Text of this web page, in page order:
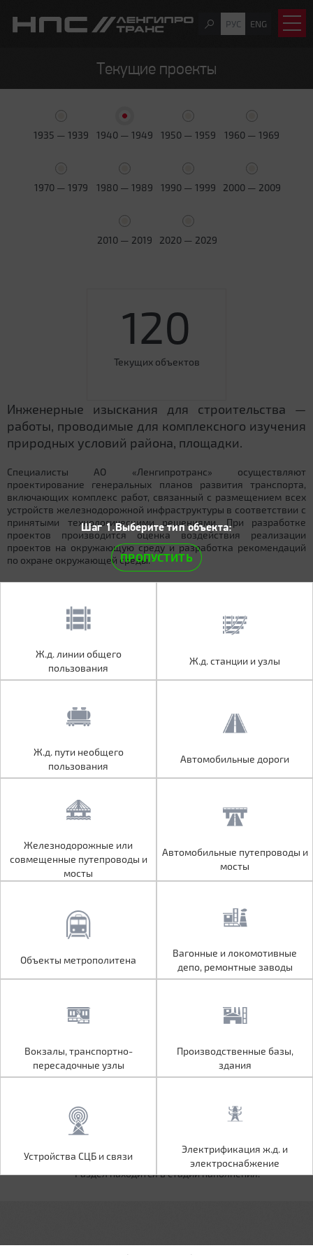
РУС ENG
Текущие проекты
1935 — 1939 1940 — 1949 1950 — 1959 1960 — 1969
1970 — 1979 1980 — 1989 1990 — 1999 2000 — 2009
2010 — 2019 2020 — 2029
120
Текущих объектов
Инженерные изыскания для строительства —
работы, проводимые для комплексного изучения
природных условий района, площадки.
Специалисты АО «Ленгипротранс» осуществляют
проектирование генеральных планов развития транспорта,
включающих комплекс работ, связанный с размещением всех
устройств железнодорожной инфраструктуры в соответствии с
принятыми технологическими решениями. При разработке
проектов производится оценка воздействия реализации
проектов на окружающую среду и разработка рекомендаций
по охране окружающей среды.
Ж.д. линии общего
пользования
Ж.д. пути необщего
пользования
Автомобильные дороги
Железнодорожные или
совмещенные путепроводы и
мосты
Автомобильные путепроводы и
мосты
Вагонные и локомотивные
Вокзалы, транспортно-
пересадочные узлы
Производственные базы,
Электрификация ж.д. и
электроснабжение
Шаг 1.Выберите тип объекта:
ПРОПУСТИТЬ
Ж.д. линии общего
пользования
Ж.д. станции и узлы
Ж.д. пути необщего
пользования
Автомобильные дороги
Железнодорожные или
совмещенные путепроводы и
мосты
Автомобильные путепроводы и
мосты
Объекты метрополитена
Вагонные и локомотивные
депо, ремонтные заводы
Вокзалы, транспортно-
пересадочные узлы
Производственные базы,
здания
Устройства СЦБ и связи
Электрификация ж.д. и
электроснабжение
Раздел находится в стадии наполнения.